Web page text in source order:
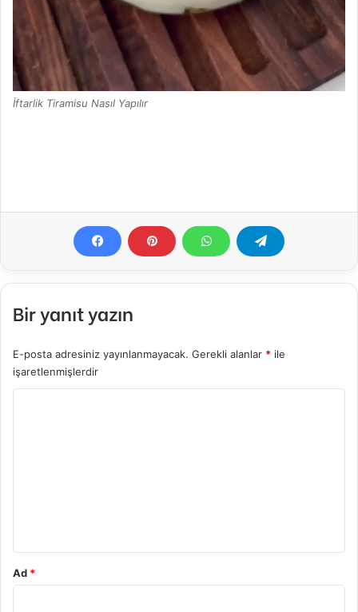
İftarlik Tiramisu Nasıl Yapılır
Bir yanıt yazın
E-posta adresiniz yayınlanmayacak. Gerekli alanlar * ile
işaretlenmişlerdir
Ad *